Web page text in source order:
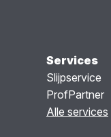
Services
Slijpservice
ProfPartner
Alle services